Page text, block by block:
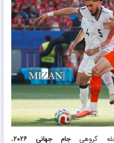
گروهیجام جهانی ۲۰۲۶
،